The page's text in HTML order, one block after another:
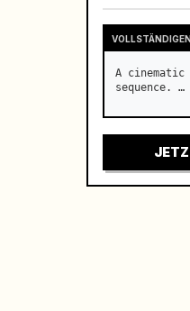
A cinematic
sequence. …